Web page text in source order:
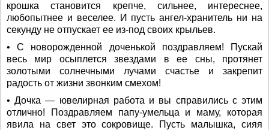
крошка становится крепче, сильнее, интереснее,
любопытнее и веселее. И пусть ангел-хранитель ни на
секунду не отпускает ее из-под своих крыльев.
• С новорожденной доченькой поздравляем! Пускай
весь мир осыплется звездами в ее сны, протянет
золотыми солнечными лучами счастье и закрепит
радость от жизни звонким смехом!
• Дочка — ювелирная работа и вы справились с этим
отлично! Поздравляем папу-умельца и маму, которая
явила на свет это сокровище. Пусть малышка, сияя